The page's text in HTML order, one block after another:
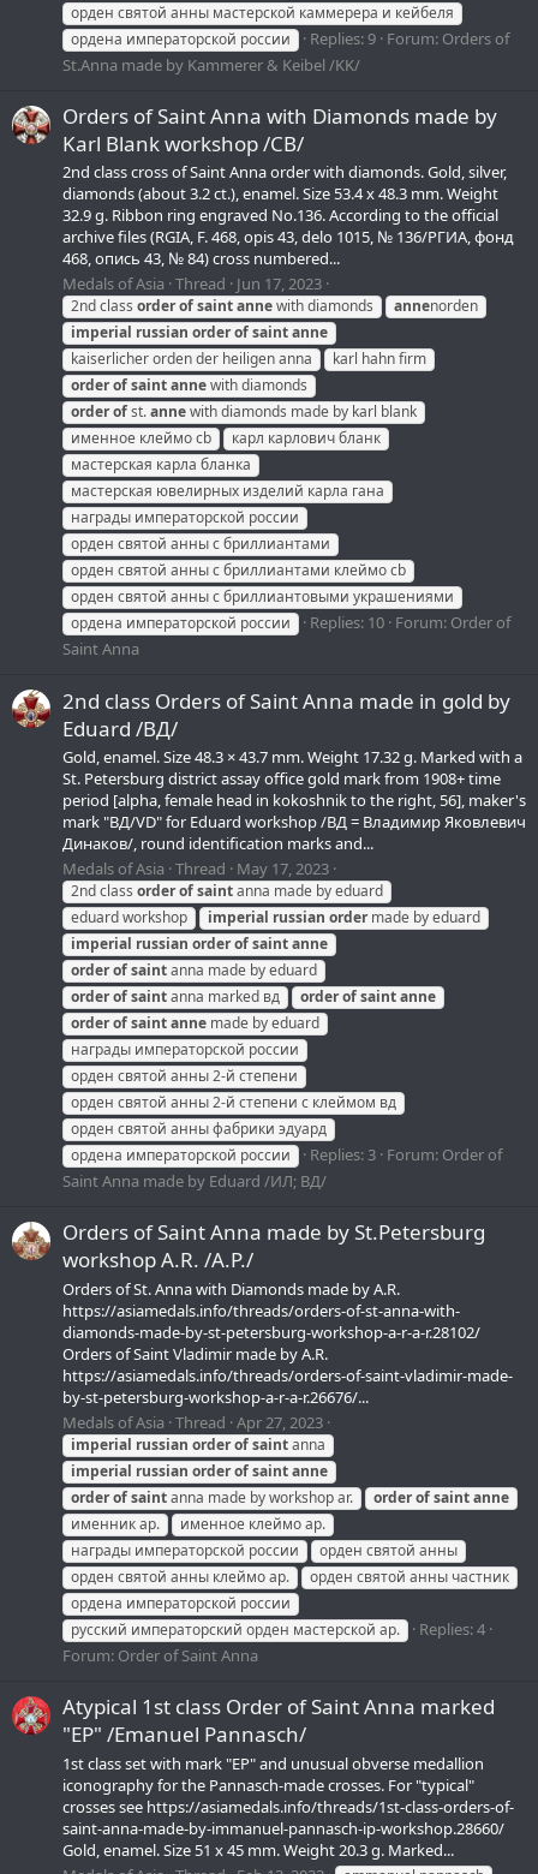
орден святой анны мастерской каммерера и кейбеля
ордена императорской россии
Replies: 9 Forum: Orders of
St.Anna made by Kammerer & Keibel /KK/
Orders of Saint Anna with Diamonds made by
Karl Blank workshop /CB/
2nd class cross of Saint Anna order with diamonds. Gold, silver,
diamonds (about 3.2 ct.), enamel. Size 53.4 x 48.3 mm. Weight
32.9 g. Ribbon ring engraved No.136. According to the official
archive files (RGIA, F. 468, opis 43, delo 1015, № 136/РГИА, фонд
468, опись 43, № 84) cross numbered...
Medals of Asia Thread Jun 17, 2023
2nd class orderofsaintannewith diamonds annenorden
imperial russian orderofsaintanne
kaiserlicher orden der heiligen anna
karl hahn firm
orderofsaintannewith diamonds
orderofst.annewith diamonds made by karl blank
именное клеймо cb
карл карлович бланк
мастерская карла бланка
мастерская ювелирных изделий карла гана
награды императорской россии
орден святой анны с бриллиантами
орден святой анны с бриллиантами клеймо cb
орден святой анны с бриллиантовыми украшениями
ордена императорской россии
Replies: 10 Forum: Order of
Saint Anna
2nd class Orders of Saint Anna made in gold by
Eduard /ВД/
Gold, enamel. Size 48.3 × 43.7 mm. Weight 17.32 g. Marked with a
St. Petersburg district assay office gold mark from 1908+ time
period [alpha, female head in kokoshnik to the right, 56], maker's
mark "ВД/VD" for Eduard workshop /ВД = Владимир Яковлевич
Динаков/, round identification marks and...
Medals of Asia Thread May 17, 2023
2nd class orderofsaintanna made by eduard
eduard workshop
imperial russian ordermade by eduard
imperial russian orderofsaintanne
orderofsaintanna made by eduard
orderofsaintanna marked вд orderofsaintanne
orderofsaintanne made by eduard
награды императорской россии
орден святой анны 2-й степени
орден святой анны 2-й степени с клеймом вд
орден святой анны фабрики эдуард
ордена императорской россии
Replies: 3 Forum: Order of
Saint Anna made by Eduard /ИЛ; ВД/
Orders of Saint Anna made by St.Petersburg
workshop A.R. /А.Р./
Orders of St. Anna with Diamonds made by A.R.
https://asiamedals.info/threads/orders-of-st-anna-with-
diamonds-made-by-st-petersburg-workshop-a-r-a-r.28102/
Orders of Saint Vladimir made by A.R.
https://asiamedals.info/threads/orders-of-saint-vladimir-made-
by-st-petersburg-workshop-a-r-a-r.26676/...
Medals of Asia Thread Apr 27, 2023
imperial russian orderofsaintanna
imperial russian orderofsaintanne
orderofsaintanna made by workshop ar. orderofsaintanne
именник ар.
именное клеймо ар.
награды императорской россии
орден святой анны
орден святой анны клеймо ар.
орден святой анны частник
ордена императорской россии
русский императорский орден мастерской ар.
Replies: 4
Forum: Order of Saint Anna
Atypical 1st class Order of Saint Anna marked
"EP" /Emanuel Pannasch/
1st class set with mark "EP" and unusual obverse medallion
iconography for the Pannasch-made crosses. For "typical"
crosses see https://asiamedals.info/threads/1st-class-orders-of-
saint-anna-made-by-immanuel-pannasch-ip-workshop.28660/
Gold, enamel. Size 51 x 45 mm. Weight 20.3 g. Marked...